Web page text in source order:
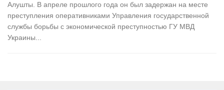
Алушты. В апреле прошлого года он был задержан на месте
преступления оперативниками Управления государственной
службы борьбы с экономической преступностью ГУ МВД
Украины...